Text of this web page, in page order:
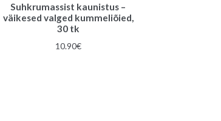
Suhkrumassist kaunistus –
väikesed valged kummeliõied,
30 tk
10.90€